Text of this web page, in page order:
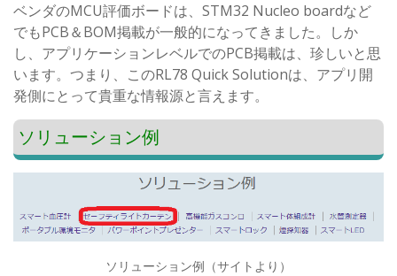
ベンダのMCU評価ボードは、STM32 Nucleo boardなど
でもPCB＆BOM掲載が一般的になってきました。しか
し、アプリケーションレベルでのPCB掲載は、珍しいと思
います。つまり、このRL78 Quick Solutionは、アプリ開
発側にとって貴重な情報源と言えます。
ソリューション例
ソリューション例（サイトより）